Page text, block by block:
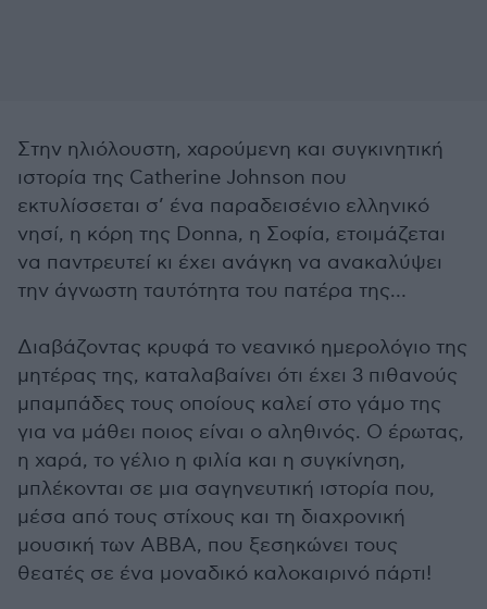
Στην ηλιόλουστη, χαρούμενη και συγκινητική
ιστορία της Catherine Johnson που
εκτυλίσσεται σ’ ένα παραδεισένιο ελληνικό
νησί, η κόρη της Donna, η Σοφία, ετοιμάζεται
να παντρευτεί κι έχει ανάγκη να ανακαλύψει
την άγνωστη ταυτότητα του πατέρα της…
Διαβάζοντας κρυφά το νεανικό ημερολόγιο της
μητέρας της, καταλαβαίνει ότι έχει 3 πιθανούς
μπαμπάδες τους οποίους καλεί στο γάμο της
για να μάθει ποιος είναι ο αληθινός. Ο έρωτας,
η χαρά, το γέλιο η φιλία και η συγκίνηση,
μπλέκονται σε μια σαγηνευτική ιστορία που,
μέσα από τους στίχους και τη διαχρονική
μουσική των ABBA, που ξεσηκώνει τους
θεατές σε ένα μοναδικό καλοκαιρινό πάρτι!